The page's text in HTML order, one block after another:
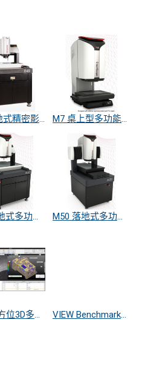
E45 落地式精密影像量測儀
M45 落地式多功能精密量測儀 M50 落地式多功能高精度量測儀
OGP 全方位3D多功能測量軟體 VIEW Benchmark250 高速高精度量測儀